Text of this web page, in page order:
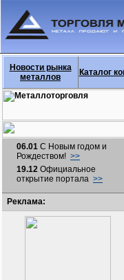
Новости рынка
металлов
Каталог
06.01 С Новым годом и
Рождеством! >>
19.12 Официальное
открытие портала >>
Реклама: